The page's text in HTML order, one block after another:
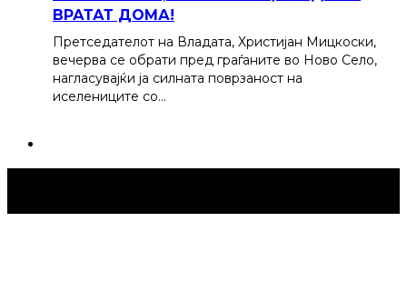
ВРАТАТ ДОМА!
Претседателот на Владата, Христијан Мицкоски,
вечерва се обрати пред граѓаните во Ново Село,
нагласувајќи ја силната поврзаност на
иселениците со…